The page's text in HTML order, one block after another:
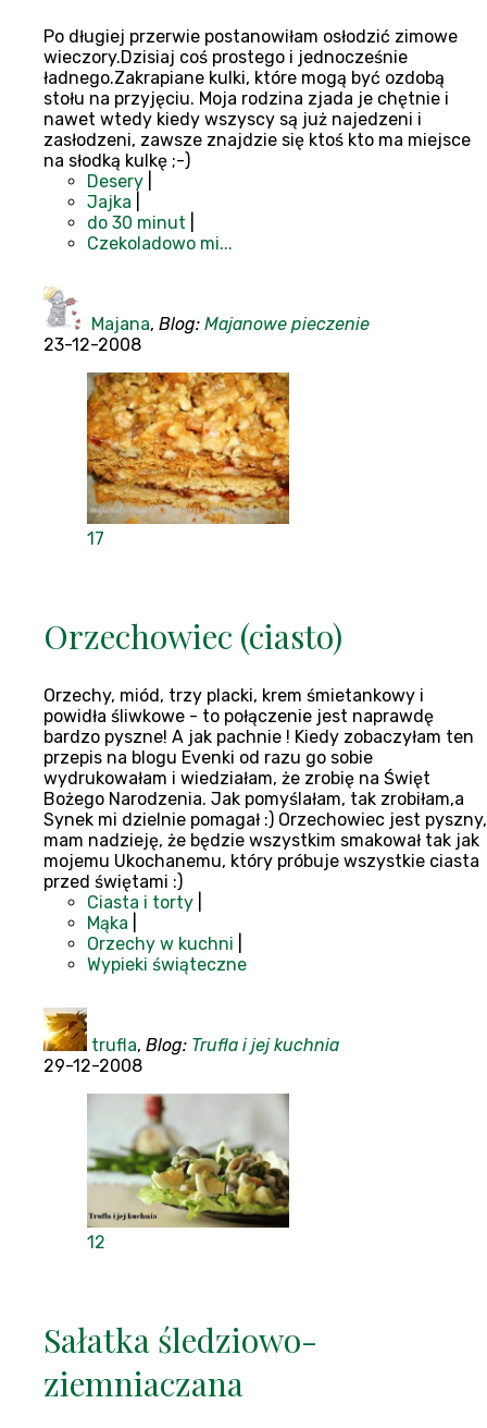
Po długiej przerwie postanowiłam osłodzić zimowe
wieczory.Dzisiaj coś prostego i jednocześnie
ładnego.Zakrapiane kulki, które mogą być ozdobą
stołu na przyjęciu. Moja rodzina zjada je chętnie i
nawet wtedy kiedy wszyscy są już najedzeni i
zasłodzeni, zawsze znajdzie się ktoś kto ma miejsce
na słodką kulkę ;-)
Desery
Jajka
do 30 minut
Czekoladowo mi...
Majana, Blog: Majanowe pieczenie
23-12-2008
17
Orzechowiec (ciasto)
Orzechy, miód, trzy placki, krem śmietankowy i
powidła śliwkowe - to połączenie jest naprawdę
bardzo pyszne! A jak pachnie ! Kiedy zobaczyłam ten
przepis na blogu Evenki od razu go sobie
wydrukowałam i wiedziałam, że zrobię na Święt
Bożego Narodzenia. Jak pomyślałam, tak zrobiłam,a
Synek mi dzielnie pomagał :) Orzechowiec jest pyszny,
mam nadzieję, że będzie wszystkim smakował tak jak
mojemu Ukochanemu, który próbuje wszystkie ciasta
przed świętami :)
Ciasta i torty
Mąka
Orzechy w kuchni
Wypieki świąteczne
trufla, Blog: Trufla i jej kuchnia
29-12-2008
12
Sałatka śledziowo-
ziemniaczana